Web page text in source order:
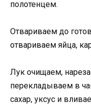
полотенцем.
Отвариваем до
отвариваем яйца,
Лук очищаем,
перекладываем в
сахар, уксус и